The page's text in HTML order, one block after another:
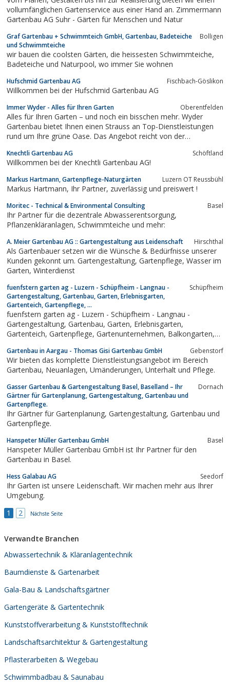
vollumfänglichen Gartenservice aus einer Hand an. Zimmermann
Gartenbau AG Suhr - Gärten für Menschen und Natur
Graf Gartenbau + Schwimmteich GmbH, Gartenbau, Badeteiche
und Schwimmteiche
Bolligen
wir bauen die coolsten Gärten, die heissesten Schwimmteiche,
Badeteiche und Naturpool, wo immer Sie wohnen
Hufschmid Gartenbau AG Fischbach-Göslikon
Willkommen bei der Hufschmid Gartenbau AG
Immer Wyder - Alles für Ihren Garten Oberentfelden
Alles für Ihren Garten – und noch ein bisschen mehr. Wyder
Gartenbau bietet Ihnen einen Strauss an Top-Dienstleistungen
rund um Ihre grüne Oase. Das Angebot reicht von der
Gartenbau und die Gartenpflege bis hin zu Schwimmteichen und
Naturpools. Dazu sind wir Ihr...
Knechtli Gartenbau AG Schöftland
Willkommen bei der Knechtli Gartenbau AG!
Markus Hartmann, Gartenpflege-Naturgärten Luzern OT Reussbühl
Markus Hartmann, Ihr Partner, zuverlässig und preiswert !
Moritec - Technical & Environmental Consulting Basel
Ihr Partner für die dezentrale Abwasserentsorgung,
Pflanzenkläranlagen, Schwimmteiche und mehr:
A. Meier Gartenbau AG :: Gartengestaltung aus Leidenschaft Hirschthal
Als Gartenbauer setzen wir die Wünsche & Bedürfnisse unserer
Kunden gekonnt um. Gartengestaltung, Gartenpflege, Wasser im
Garten, Winterdienst
fuenfstern garten ag - Luzern - Schüpfheim - Langnau -
Gartengestaltung, Gartenbau, Garten, Erlebnisgarten,
Gartenteich, Gartenpflege, ...
Schüpfheim
fuenfstern garten ag - Luzern - Schüpfheim - Langnau -
Gartengestaltung, Gartenbau, Garten, Erlebnisgarten,
Gartenteich, Gartenpflege, Gartenunternehmen, Balkongarten,
Gartenbau in Aargau - Thomas Gisi Gartenbau GmbH Gebenstorf
Wir bieten das komplette Dienstleistungsangebot im Bereich
Gartenbau, Neuanlagen, Umänderungen, Unterhalt und Pflege.
Gasser Gartenbau & Gartengestaltung Basel, Baselland – Ihr
Gärtner für Gartenplanung, Gartengestaltung, Gartenbau und
Gartenpflege.
Dornach
Ihr Gärtner für Gartenplanung, Gartengestaltung, Gartenbau und
Gartenpflege.
Hanspeter Müller Gartenbau GmbH Basel
Hanspeter Müller Gartenbau GmbH ist Ihr Partner für den
Gartenbau in Basel.
Hess Galabau AG Seedorf
Ihr Garten ist unsere Leidenschaft. Wir machen mehr aus Ihrer
Umgebung.
1
2 Nächste Seite
Verwandte Branchen
Abwassertechnik & Kläranlagentechnik
Baumdienste & Gartenarbeit
Gala-Bau & Landschaftsgärtner
Gartengeräte & Gartentechnik
Kunststoffverarbeitung & Kunststofftechnik
Landschaftsarchitektur & Gartengestaltung
Pflasterarbeiten & Wegebau
Schwimmbadbau & Saunabau